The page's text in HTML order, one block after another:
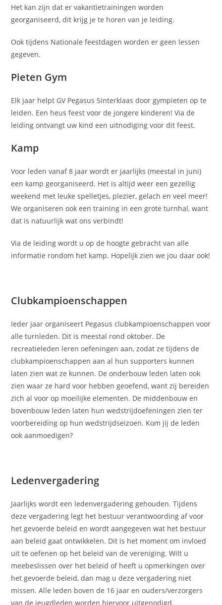
Het kan zijn dat er vakantietrainingen worden
georganiseerd, dit krijg je te horen van je leiding.
Ook tijdens Nationale feestdagen worden er geen lessen
gegeven.
Pieten Gym
Elk jaar helpt GV Pegasus Sinterklaas door gympieten op te
leiden. Een heus feest voor de jongere kinderen! Via de
leiding ontvangt uw kind een uitnodiging voor dit feest.
Kamp
Voor leden vanaf 8 jaar wordt er jaarlijks (meestal in juni)
een kamp georganiseerd. Het is altijd weer een gezellig
weekend met leuke spelletjes, plezier, gelach en veel meer!
We organiseren ook een training in een grote turnhal, want
dat is natuurlijk wat ons verbindt!
Via de leiding wordt u op de hoogte gebracht van alle
informatie rondom het kamp. Hopelijk zien we jou daar ook!
Clubkampioenschappen
Ieder jaar organiseert Pegasus clubkampioenschappen voor
alle turnleden. Dit is meestal rond oktober. De
recreatieleden leren oefeningen aan, zodat ze tijdens de
clubkampioenschappen aan al hun supporters kunnen
laten zien wat ze kunnen. De onderbouw leden laten ook
zien waar ze hard voor hebben geoefend, want zij bereiden
zich al voor op moeilijke elementen. De middenbouw en
bovenbouw leden laten hun wedstrijdoefeningen zien ter
voorbereiding op hun wedstrijdseizoen. Kom jij de leden
ook aanmoedigen?
Ledenvergadering
Jaarlijks wordt een ledenvergadering gehouden. Tijdens
deze vergadering legt het bestuur verantwoording af voor
het gevoerde beleid en wordt aangegeven wat het bestuur
aan beleid gaat ontwikkelen. Dit is het moment om invloed
uit te oefenen op het beleid van de vereniging. Wilt u
meebeslissen over het beleid of heeft u opmerkingen over
het gevoerde beleid, dan mag u deze vergadering niet
missen. Alle leden boven de 16 jaar en ouders/verzorgers
van de jeugdleden worden hiervoor uitgenodigd.